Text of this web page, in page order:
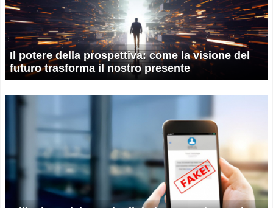
Il potere della prospettiva: come la visione del
futuro trasforma il nostro presente